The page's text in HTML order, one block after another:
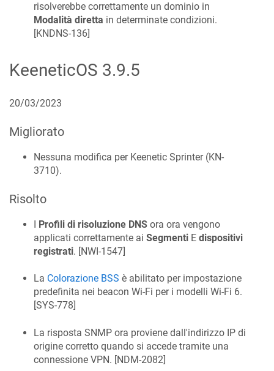
risolverebbe correttamente un dominio in
Modalità diretta in determinate condizioni.
[KNDNS-136]
KeeneticOS 3.9.5
20/03/2023
Migliorato
Nessuna modifica per Keenetic Sprinter(KN-
3710).
Risolto
I Profili di risoluzione DNS ora ora vengono
applicati correttamente ai Segmenti E dispositivi
registrati. [NWI-1547]
La Colorazione BSS è abilitato per impostazione
predefinita nei beacon Wi-Fi per i modelli Wi-Fi 6.
[SYS-778]
La risposta SNMP ora proviene dall'indirizzo IP di
origine corretto quando si accede tramite una
connessione VPN. [NDM-2082]